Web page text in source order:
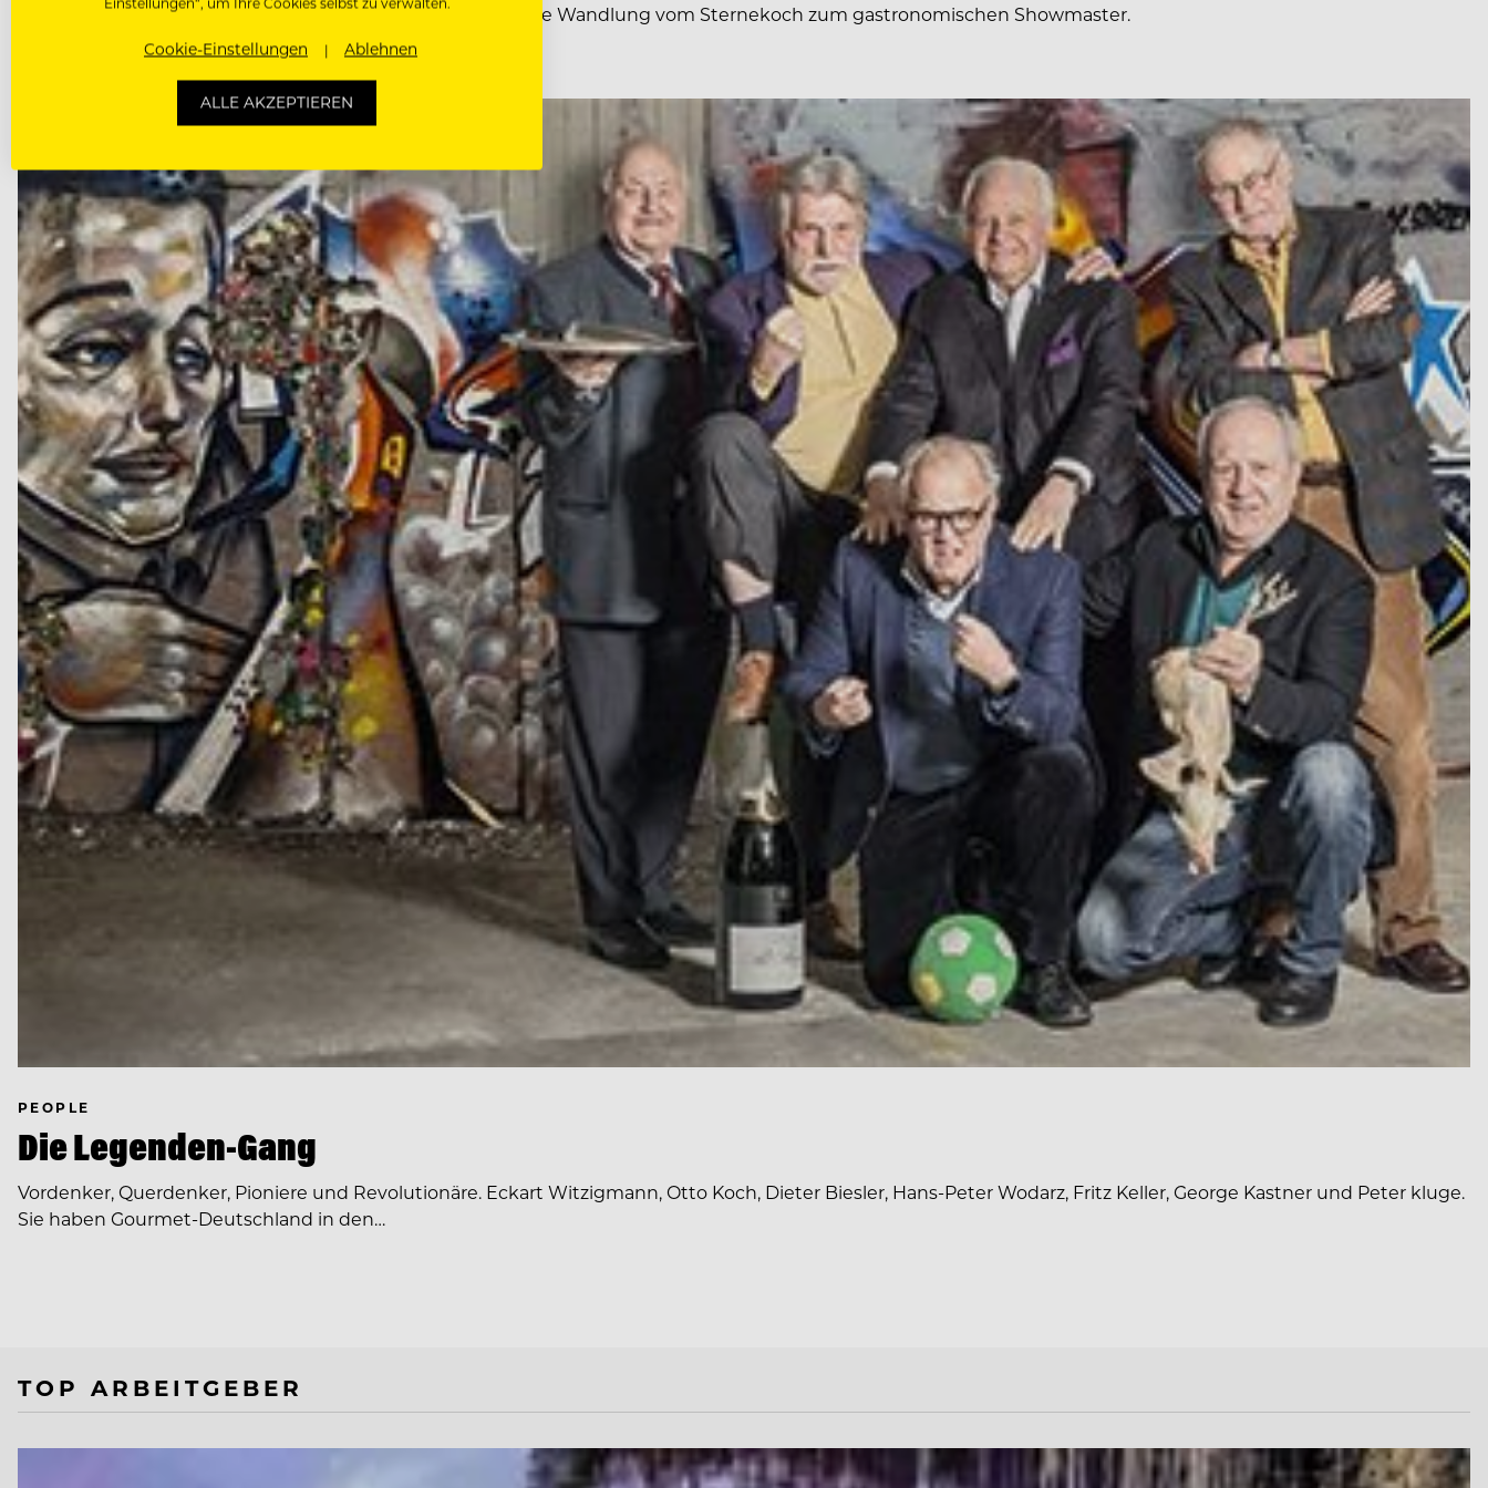
Für sein Lebenswerk geehrt: Wodarz vollzog die erfolgreiche Wandlung vom Sternekoch zum gastronomischen Showmaster.
PEOPLE
Die Legenden-Gang
Vordenker, Querdenker, Pioniere und Revolutionäre. Eckart Witzigmann, Otto Koch, Dieter Biesler, Hans-Peter Wodarz, Fritz Keller, George Kastner und Peter kluge.
Sie haben Gourmet-Deutschland in den…
TOP ARBEITGEBER
Cookie-Einstellungen Ablehnen
ALLE AKZEPTIEREN